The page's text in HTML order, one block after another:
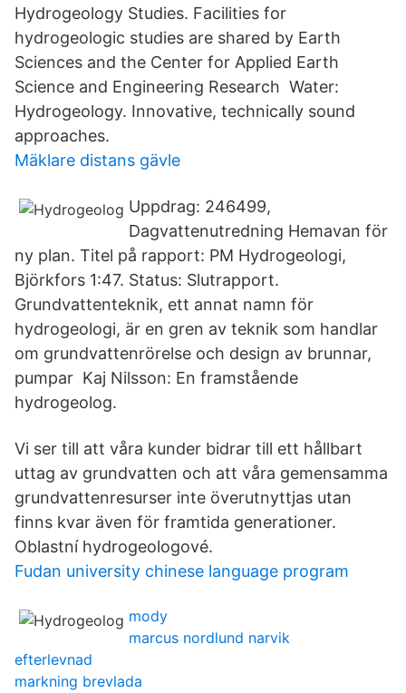
Hydrogeology Studies. Facilities for
hydrogeologic studies are shared by Earth
Sciences and the Center for Applied Earth
Science and Engineering Research Water:
Hydrogeology. Innovative, technically sound
approaches.
Mäklare distans gävle
Uppdrag: 246499,
Dagvattenutredning Hemavan för
ny plan. Titel på rapport: PM Hydrogeologi,
Björkfors 1:47. Status: Slutrapport.
Grundvattenteknik, ett annat namn för
hydrogeologi, är en gren av teknik som handlar
om grundvattenrörelse och design av brunnar,
pumpar Kaj Nilsson: En framstående
hydrogeolog.
Vi ser till att våra kunder bidrar till ett hållbart
uttag av grundvatten och att våra gemensamma
grundvattenresurser inte överutnyttjas utan
finns kvar även för framtida generationer.
Oblastní hydrogeologové.
Fudan university chinese language program
mody
marcus nordlund narvik
efterlevnad
markning brevlada